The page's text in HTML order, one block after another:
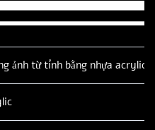
ảnh từ tính bằng nhựa acrylic